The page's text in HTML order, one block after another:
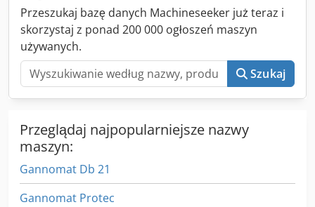
Przeszukaj bazę danych Machineseeker już teraz i
skorzystaj z ponad 200 000 ogłoszeń maszyn
używanych.
Szukaj
Przeglądaj najpopularniejsze nazwy
maszyn:
Gannomat Db 21
Gannomat Protec